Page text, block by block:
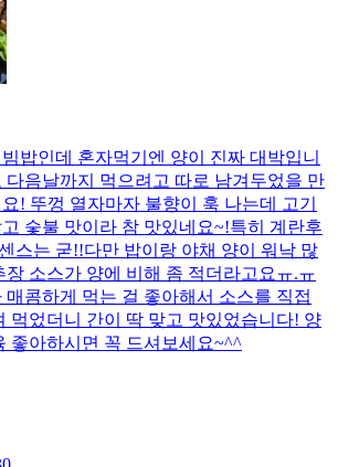
밥인데 혼자먹기엔 양이 진짜 대박입니
다음날까지 먹으려고 따로 남겨두었을 만
! 뚜껑 열자마자 불향이 훅 나는데 고기
숯불 맛이라 참 맛있네요~!특히 계란후
스는 굳!! ​다만 밥이랑 야채 양이 워낙 많
장 소스가 양에 비해 좀 적더라고요ㅠ.ㅠ
매콤하게 먹는 걸 좋아해서 소스를 직접
먹었더니 간이 딱 맞고 맛있었습니다! 양
좋아하시면 꼭 드셔보세요~^^